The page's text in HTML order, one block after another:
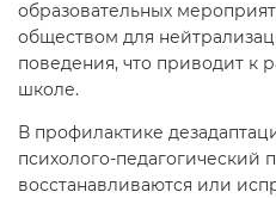
образовательных
обществом для
поведения, что приводит к
школе.
В профилактике
психолого-педагогический
восстанавливаются или